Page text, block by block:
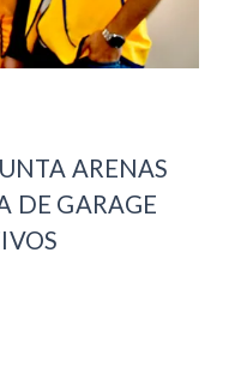
ARENAS
DE GARAGE